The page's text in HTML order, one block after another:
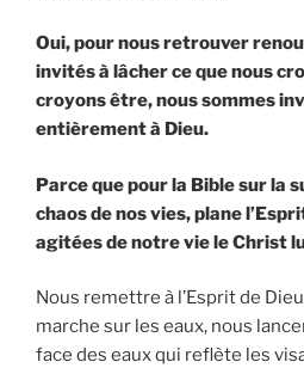
Oui, pour nous retrouver
invités à lâcher ce que nous
croyons être, nous sommes
entièrement à Dieu.
Parce que pour la Bible sur la
chaos de nos vies, plane
agitées de notre vie le Christ
Nous remettre à l’Esprit de
marche sur les eaux, nous
face des eaux qui reflète les